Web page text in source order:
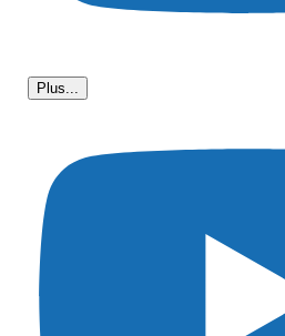
Plus...